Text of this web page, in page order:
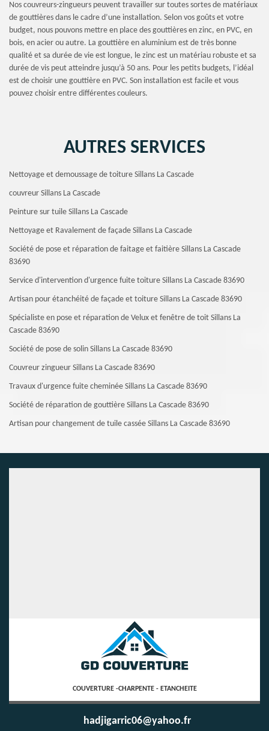
Nos couvreurs-zingueurs peuvent travailler sur toutes sortes de matériaux
de gouttières dans le cadre d’une installation. Selon vos goûts et votre
budget, nous pouvons mettre en place des gouttières en zinc, en PVC, en
bois, en acier ou autre. La gouttière en aluminium est de très bonne
qualité et sa durée de vie est longue, le zinc est un matériau robuste et sa
durée de vis peut atteindre jusqu’à 50 ans. Pour les petits budgets, l’idéal
est de choisir une gouttière en PVC. Son installation est facile et vous
pouvez choisir entre différentes couleurs.
AUTRES SERVICES
Nettoyage et demoussage de toiture Sillans La Cascade
couvreur Sillans La Cascade
Peinture sur tuile Sillans La Cascade
Nettoyage et Ravalement de façade Sillans La Cascade
Société de pose et réparation de faitage et faitière Sillans La Cascade
83690
Service d'intervention d'urgence fuite toiture Sillans La Cascade 83690
Artisan pour étanchéité de façade et toiture Sillans La Cascade 83690
Spécialiste en pose et réparation de Velux et fenêtre de toit Sillans La
Cascade 83690
Société de pose de solin Sillans La Cascade 83690
Couvreur zingueur Sillans La Cascade 83690
Travaux d'urgence fuite cheminée Sillans La Cascade 83690
Société de réparation de gouttière Sillans La Cascade 83690
Artisan pour changement de tuile cassée Sillans La Cascade 83690
COUVERTURE -CHARPENTE - ETANCHEITE
hadjigarric06@yahoo.fr